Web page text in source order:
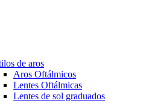
de aros
Aros Oftálmicos
Lentes Oftálmicas
Lentes de sol graduados